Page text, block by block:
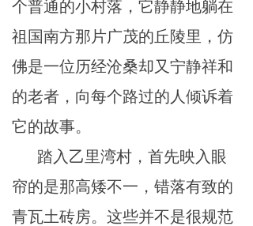
个普通的小村落， 它静静地躺在
祖国南方那片广茂的丘陵里，仿
佛是一位历经沧桑却又 宁静祥和
的老者， 向每个路过的人倾诉着
它的故事。
踏 入 乙里湾村， 首先映 入眼
帘的是那高矮不一，错落有致的
青瓦土砖房。这些并不是很规范